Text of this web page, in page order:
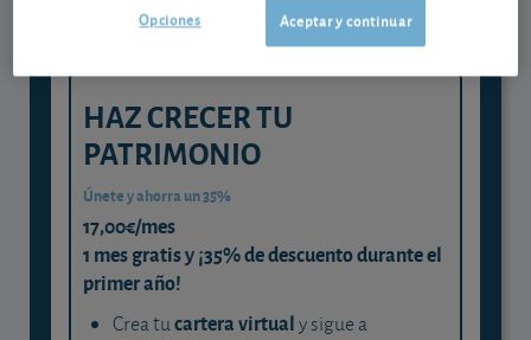
HAZ CRECER TU
PATRIMONIO
Únete y ahorra un 35%
17,00€/mes
1 mes gratis y ¡35% de descuento durante el
primer año!
Crea tucartera virtualy sigue a
Aceptar y continuar
Opciones